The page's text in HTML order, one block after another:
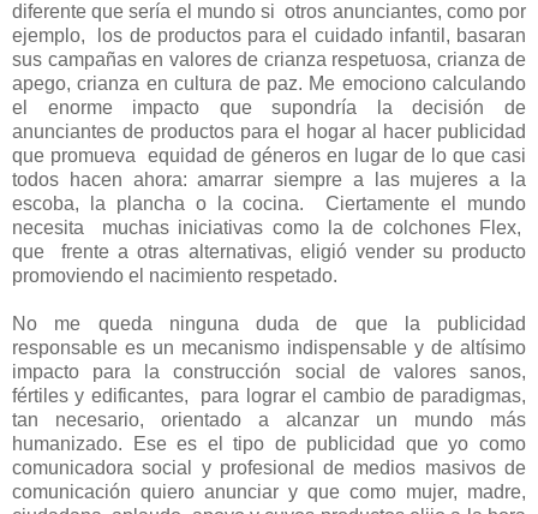
diferente que sería el mundo si otros anunciantes, como por
ejemplo, los de productos para el cuidado infantil, basaran
sus campañas en valores de crianza respetuosa, crianza de
apego, crianza en cultura de paz. Me emociono calculando
el enorme impacto que supondría la decisión de
anunciantes de productos para el hogar al hacer publicidad
que promueva equidad de géneros en lugar de lo que casi
todos hacen ahora: amarrar siempre a las mujeres a la
escoba, la plancha o la cocina. Ciertamente el mundo
necesita muchas iniciativas como la de colchones Flex,
que frente a otras alternativas, eligió vender su producto
promoviendo el nacimiento respetado.
No me queda ninguna duda de que la publicidad
responsable es un mecanismo indispensable y de altísimo
impacto para la construcción social de valores sanos,
fértiles y edificantes, para lograr el cambio de paradigmas,
tan necesario, orientado a alcanzar un mundo más
humanizado. Ese es el tipo de publicidad que yo como
comunicadora social y profesional de medios masivos de
comunicación quiero anunciar y que como mujer, madre,